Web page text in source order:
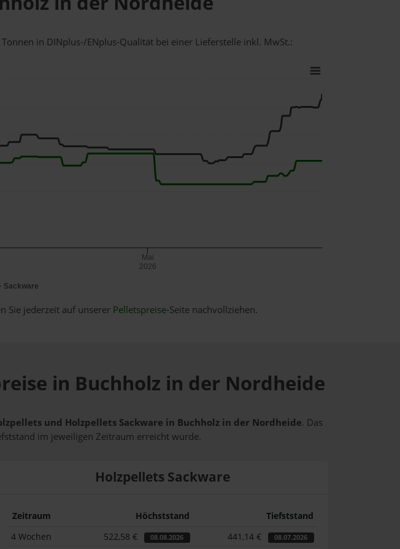
in DINplus-/ENplus-Qualität bei einer Lieferstelle inkl. MwSt.:
Sackware
Mai
2026
Sie jederzeit auf unserer Pelletspreise-Seite nachvollziehen.
in Buchholz in der Nordheide
und Holzpellets Sackware in Buchholz in der Nordheide. Das
im jeweiligen Zeitraum erreicht wurde.
Holzpellets Sackware
Zeitraum Höchststand
Tiefststand
4 Wochen
522,58 € 08.08.2026 441,14 € 08.07.2026